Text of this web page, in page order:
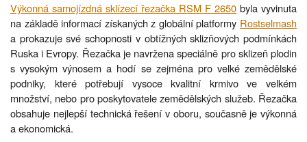
Výkonná samojízdná sklízecí řezačka RSM F 2650 byla vyvinuta
na základě informací získaných z globální platformy Rostselmash
a prokazuje své schopnosti v obtížných sklizňových podmínkách
Ruska i Evropy. Řezačka je navržena speciálně pro sklizeň plodin
s vysokým výnosem a hodí se zejména pro velké zemědělské
podniky, které potřebují vysoce kvalitní krmivo ve velkém
množství, nebo pro poskytovatele zemědělských služeb. Řezačka
obsahuje nejlepší technická řešení v oboru, současně je výkonná
a ekonomická.